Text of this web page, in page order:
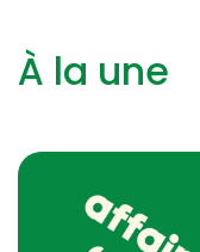
À la une